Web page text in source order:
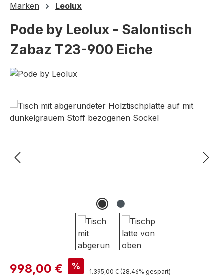
Marken Leolux
Pode by Leolux - Salontisch
Zabaz T23-900 Eiche
Bildergalerie überspringen
Verkaufspreis:
998,00 € % Regulärer Preis:
1.395,00 € (28.46% gespart)